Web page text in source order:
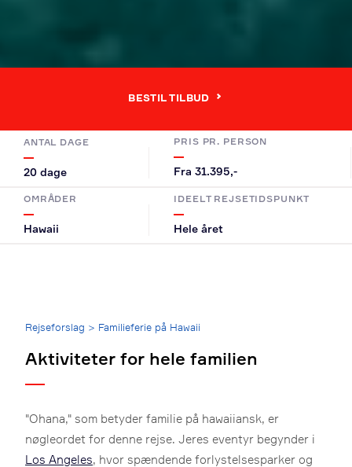
BESTIL TILBUD
ANTAL DAGE
20 dage
PRIS PR. PERSON
Fra 31.395,-
OMRÅDER
Hawaii
IDEELT REJSETIDSPUNKT
Hele året
Breadcrumb
Rejseforslag > Familieferie på Hawaii
Aktiviteter for hele familien
"Ohana," som betyder familie på hawaiiansk, er
nøgleordet for denne rejse. Jeres eventyr begynder i
Los Angeles, hvor spændende forlystelsesparker og